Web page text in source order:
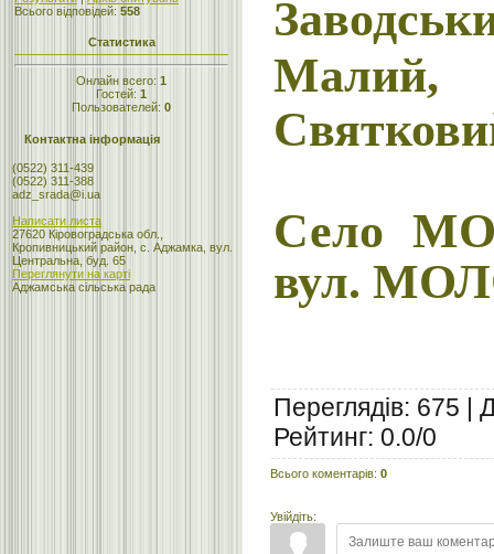
Всього відповідей: 558
Статистика
Онлайн всего: 1
Гостей: 1
Пользователей: 0
Контактна інформація
(0522) 311-439
(0522) 311-388
adz_srada@i.ua
Написати листа
27620 Кіровоградська обл.,
Кропивницький район, с. Аджамка, вул.
Центральна, буд. 65
Переглянути на карті
Аджамська сільська рада
Село
вул.
Переглядів: 675 |
Рейтинг: 0.0/0
Всього коментарів: 0
Увійдіть: